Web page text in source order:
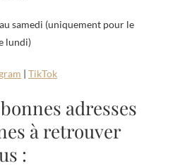
samedi (uniquement pour le
lundi)
| TikTok
adresses
à retrouver
: